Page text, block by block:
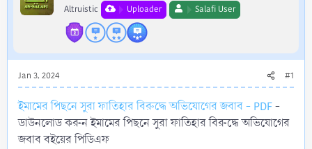
Altruistic Uploader Salafi User
Jan 3, 2024 #1
ইমামের পিছনে সুরা ফাতিহার বিরুদ্ধে অভিযোগের জবাব - PDF-
ডাউনলোড করুন ইমামের পিছনে সুরা ফাতিহার বিরুদ্ধে অভিযোগের
জবাব বইয়ের পিডিএফ